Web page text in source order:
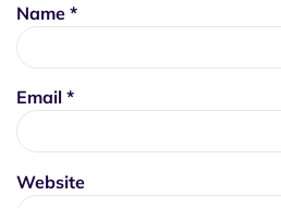
Name *
Email *
Website